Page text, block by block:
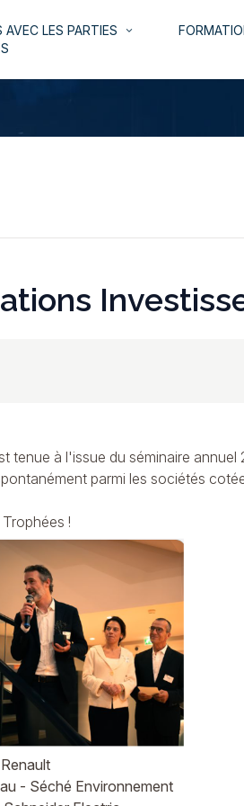
AVEC LES PARTIES
keyboard_arrow_down
tenue à l'issue du séminaire annuel
parmi les sociétés
!
Renault
- Séché Environnement